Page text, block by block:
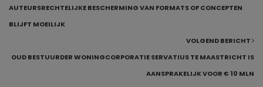
AUTEURSRECHTELIJKE BESCHERMING VAN FORMATS OF CONCEPTEN
BLIJFT MOEILIJK
VOLGEND BERICHT
OUD BESTUURDER WONINGCORPORATIE SERVATIUS TE MAASTRICHT IS
AANSPRAKELIJK VOOR € 10 MLN